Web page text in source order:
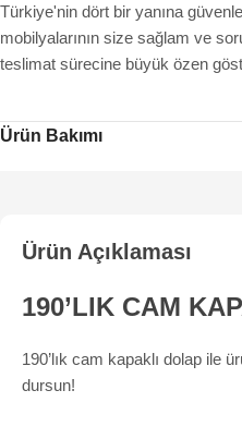
Türkiye'nin dört bir yanına
mobilyalarının size sağlam ve
teslimat sürecine büyük özen
Ürün Bakımı
Ürün Açıklaması
190’LIK CAM
190’lık cam kapaklı dolap ile
dursun!